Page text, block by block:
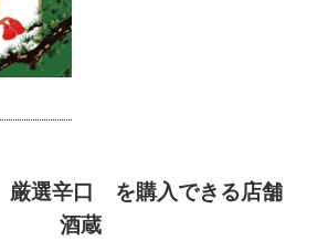
選辛口 を購入できる店舗
酒蔵